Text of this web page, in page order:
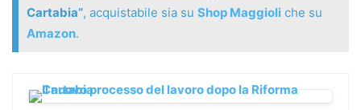
Cartabia”, acquistabile sia su Shop Maggioli che su
Amazon.